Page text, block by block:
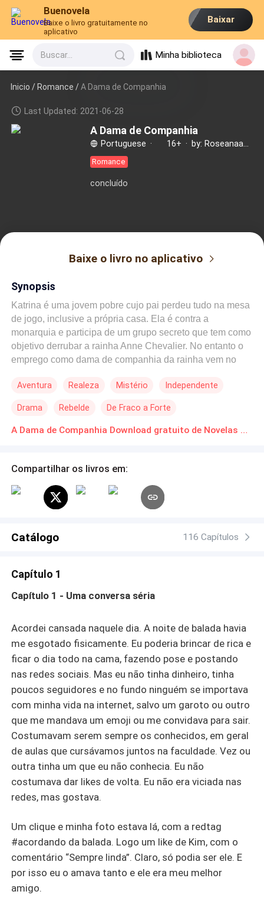
Buenovela
Baixe o livro gratuitamente no
aplicativo
Baixar
Buscar... Minha biblioteca
Inicio /Romance /A Dama de Companhia
Last Updated: 2021-06-28
A Dama de Companhia
Portuguese · 16+ ·
Romance
concluído
Baixe o livro no aplicativo
Synopsis
Katrina é uma jovem pobre cujo pai perdeu tudo na mesa
de jogo, inclusive a própria casa. Ela é contra a
monarquia e participa de um grupo secreto que tem como
objetivo derrubar a rainha Anne Chevalier. No entanto o
emprego como dama de companhia da rainha vem no
que conhecer os príncipes faria tudo mudar na sua vida.
mais a rainha sendo que estava completamente
apaixonada pelo príncipe herdeiro da coroa?
Aventura Realeza Mistério Independente
Drama Rebelde De Fraco a Forte
A Dama de Companhia Download gratuito de Novelas Online em PDF
Compartilhar os livros em:
Catálogo 116 Capítulos
Capítulo 1
Capítulo 1 - Uma conversa séria
Acordei cansada naquele dia. A noite de balada havia
me esgotado fisicamente. Eu poderia brincar de rica e
ficar o dia todo na cama, fazendo pose e postando
nas redes sociais. Mas eu não tinha dinheiro, tinha
poucos seguidores e no fundo ninguém se importava
com minha vida na internet, salvo um garoto ou outro
que me mandava um emoji ou me convidava para sair.
Costumavam serem sempre os conhecidos, em geral
de aulas que cursávamos juntos na faculdade. Vez ou
outra tinha um que eu não conhecia. Eu não
costumava dar likes de volta. Eu não era viciada nas
redes, mas gostava.
Um clique e minha foto estava lá, com a redtag
#acordando da balada. Logo um like de Kim, com o
comentário “Sempre linda”. Claro, só podia ser ele. E
por isso eu o amava tanto e ele era meu melhor
amigo.